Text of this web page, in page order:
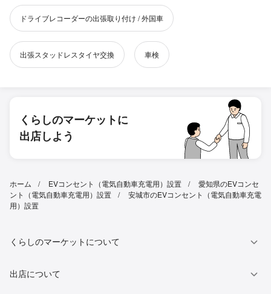
ドライブレコーダーの出張取り付け / 外国車
出張スタッドレスタイヤ交換 車検
くらしのマーケットに
出店しよう
ホーム EVコンセント（電気自動車充電用）設置
愛知県のEVコンセ
ント（電気自動車充電用）設置
安城市のEVコンセント（電気自動車充電
用）設置
くらしのマーケットについて
出店について